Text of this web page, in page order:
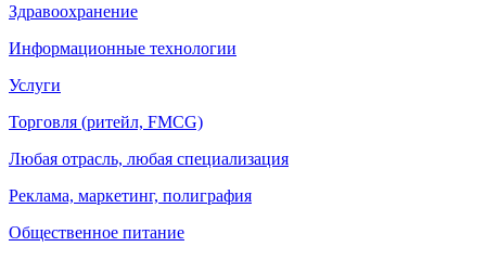
Здравоохранение
Информационные технологии
Услуги
Торговля (ритейл, FMCG)
Любая отрасль, любая специализация
Реклама, маркетинг, полиграфия
Общественное питание